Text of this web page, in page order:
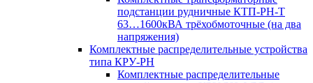
подстанции рудничные КТП-РН-Т
63…1600кВА трёхобмоточные (на два
напряжения)
Комплектные распределительные устройства
типа КРУ-РН
Комплектные распределительные